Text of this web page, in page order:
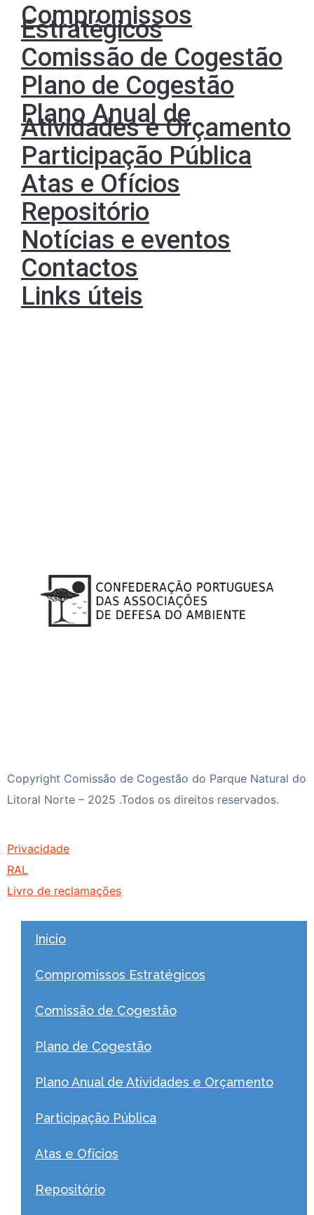
Compromissos
Estratégicos
Comissão de Cogestão
Plano de Cogestão
Plano Anual de
Atividades e Orçamento
Participação Pública
Atas e Ofícios
Repositório
Notícias e eventos
Contactos
Links úteis
Copyright Comissão de Cogestão do Parque Natural do
Litoral Norte – 2025 .Todos os direitos reservados.
Privacidade
RAL
Livro de reclamações
Início
Compromissos Estratégicos
Comissão de Cogestão
Plano de Cogestão
Plano Anual de Atividades e Orçamento
Participação Pública
Atas e Ofícios
Repositório